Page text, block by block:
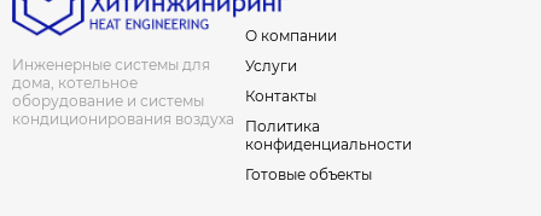
Инженерные системы для
дома, котельное
оборудование и системы
кондиционирования воздуха
О компании
Услуги
Контакты
Политика
конфиденциальности
Готовые объекты